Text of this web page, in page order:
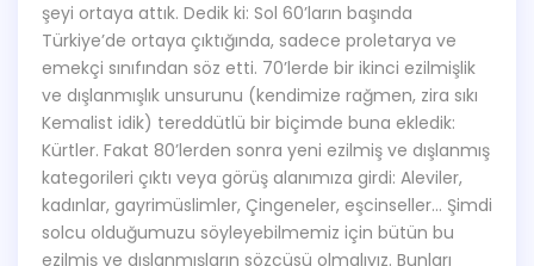
şeyi ortaya attık. Dedik ki: Sol 60’ların başında
Türkiye’de ortaya çıktığında, sadece proletarya ve
emekçi sınıfından söz etti. 70’lerde bir ikinci ezilmişlik
ve dışlanmışlık unsurunu (kendimize rağmen, zira sıkı
Kemalist idik) tereddütlü bir biçimde buna ekledik:
Kürtler. Fakat 80’lerden sonra yeni ezilmiş ve dışlanmış
kategorileri çıktı veya görüş alanımıza girdi: Aleviler,
kadınlar, gayrimüslimler, Çingeneler, eşcinseller… Şimdi
solcu olduğumuzu söyleyebilmemiz için bütün bu
ezilmiş ve dışlanmışların sözcüsü olmalıyız. Bunları